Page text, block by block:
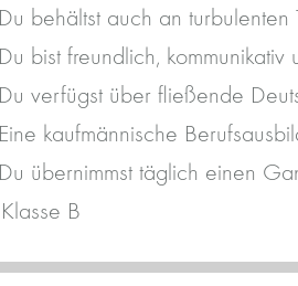
Du behältst auch an
Du bist freundlich, kommunikativ
Du verfügst über fließende
Eine kaufmännische
Du übernimmst täglich einen
Klasse B